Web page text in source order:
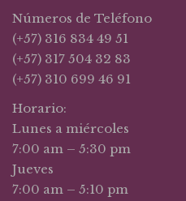
Números de Teléfono
(+57) 316 834 49 51
(+57) 317 504 32 83
(+57) 310 699 46 91
Horario:
Lunes a miércoles
7:00 am – 5:30 pm
Jueves
7:00 am – 5:10 pm